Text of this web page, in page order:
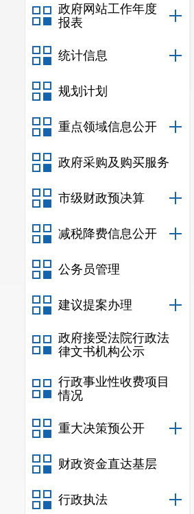
政府网站工作年度
报表
统计信息
规划计划
重点领域信息公开
政府采购及购买服务
市级财政预决算
减税降费信息公开
公务员管理
建议提案办理
政府接受法院行政法
律文书机构公示
行政事业性收费项目
情况
重大决策预公开
财政资金直达基层
行政执法